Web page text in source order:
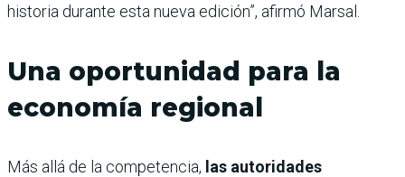
historia durante esta nueva edición”, afirmó Marsal.
Una oportunidad para la
economía regional
Más allá de la competencia, las autoridades